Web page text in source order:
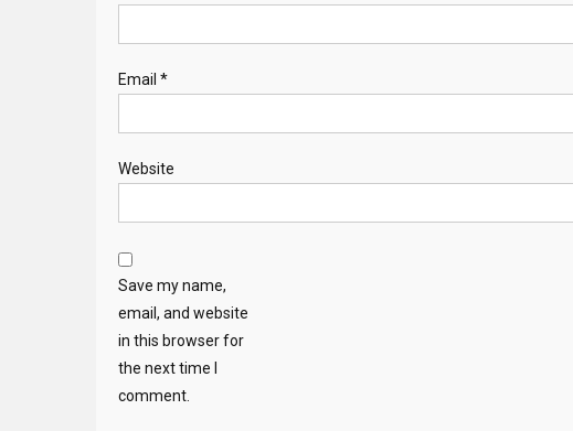
Email *
Website
Save my name,
email, and website
in this browser for
the next time I
comment.